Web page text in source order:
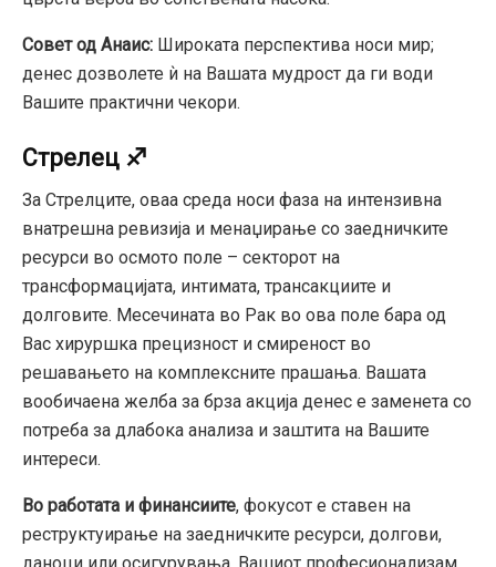
Совет од Анаис: Широката перспектива носи мир;
денес дозволете ѝ на Вашата мудрост да ги води
Вашите практични чекори.
Стрелец ♐
За Стрелците, оваа среда носи фаза на интензивна
внатрешна ревизија и менаџирање со заедничките
ресурси во осмото поле – секторот на
трансформацијата, интимата, трансакциите и
долговите. Месечината во Рак во ова поле бара од
Вас хируршка прецизност и смиреност во
решавањето на комплексните прашања. Вашата
вообичаена желба за брза акција денес е заменета со
потреба за длабока анализа и заштита на Вашите
интереси.
Во работата и финансиите, фокусот е ставен на
реструктуирање на заедничките ресурси, долгови,